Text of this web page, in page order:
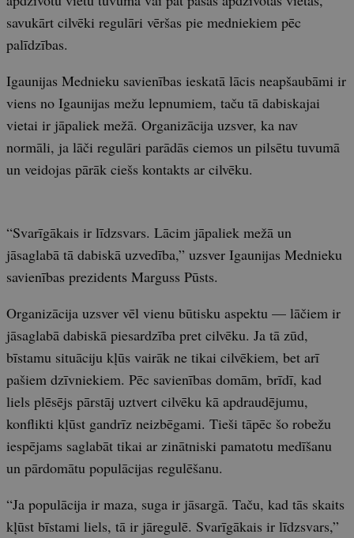
savukārt cilvēki regulāri vēršas pie medniekiem pēc
palīdzības.
Igaunijas Mednieku savienības ieskatā lācis neapšaubāmi ir
viens no Igaunijas mežu lepnumiem, taču tā dabiskajai
vietai ir jāpaliek mežā. Organizācija uzsver, ka nav
normāli, ja lāči regulāri parādās ciemos un pilsētu tuvumā
un veidojas pārāk ciešs kontakts ar cilvēku.
“Svarīgākais ir līdzsvars. Lācim jāpaliek mežā un
jāsaglabā tā dabiskā uzvedība,” uzsver Igaunijas Mednieku
savienības prezidents Marguss Pūsts.
Organizācija uzsver vēl vienu būtisku aspektu — lāčiem ir
jāsaglabā dabiskā piesardzība pret cilvēku. Ja tā zūd,
bīstamu situāciju kļūs vairāk ne tikai cilvēkiem, bet arī
pašiem dzīvniekiem. Pēc savienības domām, brīdī, kad
liels plēsējs pārstāj uztvert cilvēku kā apdraudējumu,
konflikti kļūst gandrīz neizbēgami. Tieši tāpēc šo robežu
iespējams saglabāt tikai ar zinātniski pamatotu medīšanu
un pārdomātu populācijas regulēšanu.
“Ja populācija ir maza, suga ir jāsargā. Taču, kad tās skaits
kļūst bīstami liels, tā ir jāregulē. Svarīgākais ir līdzsvars,”